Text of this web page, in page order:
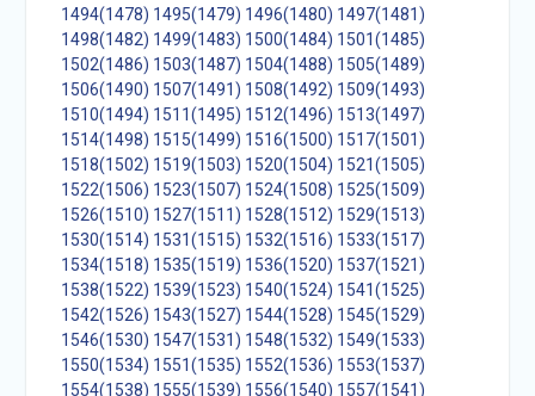
1494(1478) 1495(1479) 1496(1480) 1497(1481)
1498(1482) 1499(1483) 1500(1484) 1501(1485)
1502(1486) 1503(1487) 1504(1488) 1505(1489)
1506(1490) 1507(1491) 1508(1492) 1509(1493)
1510(1494) 1511(1495) 1512(1496) 1513(1497)
1514(1498) 1515(1499) 1516(1500) 1517(1501)
1518(1502) 1519(1503) 1520(1504) 1521(1505)
1522(1506) 1523(1507) 1524(1508) 1525(1509)
1526(1510) 1527(1511) 1528(1512) 1529(1513)
1530(1514) 1531(1515) 1532(1516) 1533(1517)
1534(1518) 1535(1519) 1536(1520) 1537(1521)
1538(1522) 1539(1523) 1540(1524) 1541(1525)
1542(1526) 1543(1527) 1544(1528) 1545(1529)
1546(1530) 1547(1531) 1548(1532) 1549(1533)
1550(1534) 1551(1535) 1552(1536) 1553(1537)
1554(1538) 1555(1539) 1556(1540) 1557(1541)